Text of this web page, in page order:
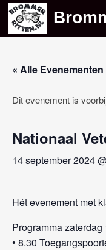
Skip
content
« Alle Evenementen
Dit evenement is
Nationaal
14 september 2024
Hét evenement met
Programma
• 8.30